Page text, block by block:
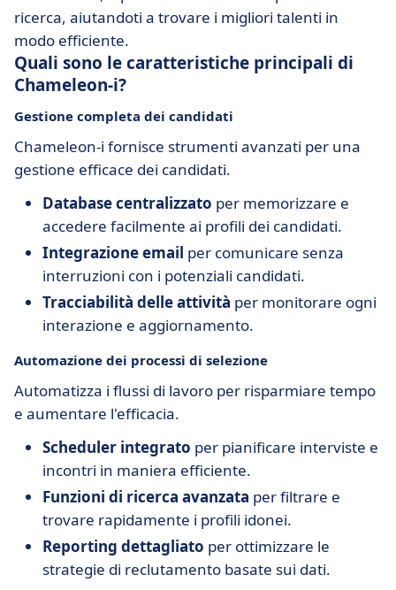
ricerca, aiutandoti a trovare i migliori talenti in
modo efficiente.
Quali sono le caratteristiche principali di
Chameleon-i?
Gestione completa dei candidati
Chameleon-i fornisce strumenti avanzati per una
gestione efficace dei candidati.
Database centralizzato per memorizzare e
accedere facilmente ai profili dei candidati.
Integrazione email per comunicare senza
interruzioni con i potenziali candidati.
Tracciabilità delle attività per monitorare ogni
interazione e aggiornamento.
Automazione dei processi di selezione
Automatizza i flussi di lavoro per risparmiare tempo
e aumentare l'efficacia.
Scheduler integrato per pianificare interviste e
incontri in maniera efficiente.
Funzioni di ricerca avanzata per filtrare e
trovare rapidamente i profili idonei.
Reporting dettagliato per ottimizzare le
strategie di reclutamento basate sui dati.